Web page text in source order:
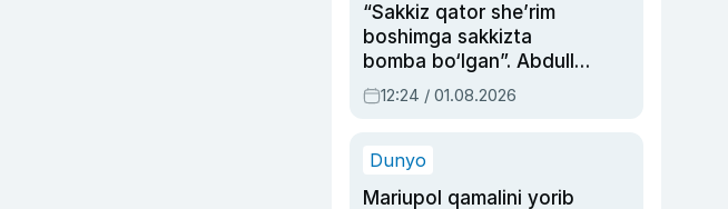
“Sakkiz qator she’rim
boshimga sakkizta
bomba bo‘lgan”. Abdulla
Oripovni siyosiy
ayblovlardan asrab
12:24 / 01.08.2026
Dunyo
Mariupol qamalini yorib